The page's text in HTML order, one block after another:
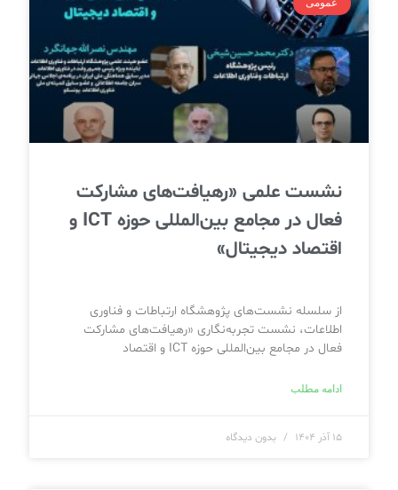
عمومی
نشست علمی «رهیافت‌های مشارکت
فعال در مجامع بین‌المللی حوزه ICT و
اقتصاد دیجیتال»
از سلسله نشست‌های پژوهشگاه ارتباطات و فناوری
اطلاعات، نشست تجربه‌نگاری «رهیافت‌های مشارکت
فعال در مجامع بین‌المللی حوزه ICT و اقتصاد
ادامه مطلب
۱۵ آذر ۱۴۰۴ بدون دیدگاه